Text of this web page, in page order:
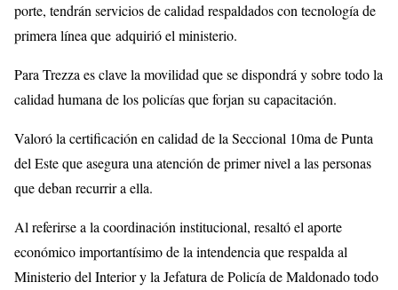
porte, tendrán servicios de calidad respaldados con tecnología de
primera línea que adquirió el ministerio.
Para Trezza es clave la movilidad que se dispondrá y sobre todo la
calidad humana de los policías que forjan su capacitación.
Valoró la certificación en calidad de la Seccional 10ma de Punta
del Este que asegura una atención de primer nivel a las personas
que deban recurrir a ella.
Al referirse a la coordinación institucional, resaltó el aporte
económico importantísimo de la intendencia que respalda al
Ministerio del Interior y la Jefatura de Policía de Maldonado todo